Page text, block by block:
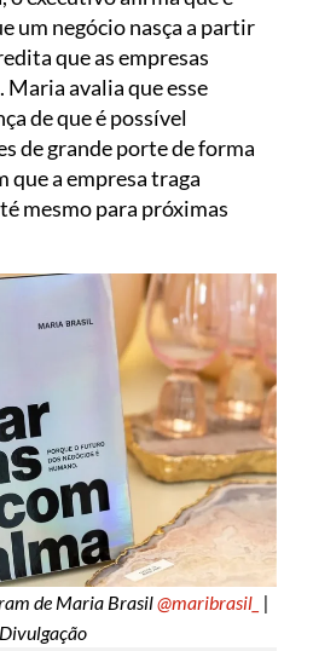
um negócio nasça a partir
que as empresas
avalia que esse
de que é possível
de grande porte de forma
que a empresa traga
mesmo para próximas
de Maria Brasil@maribrasil_ |
Divulgação